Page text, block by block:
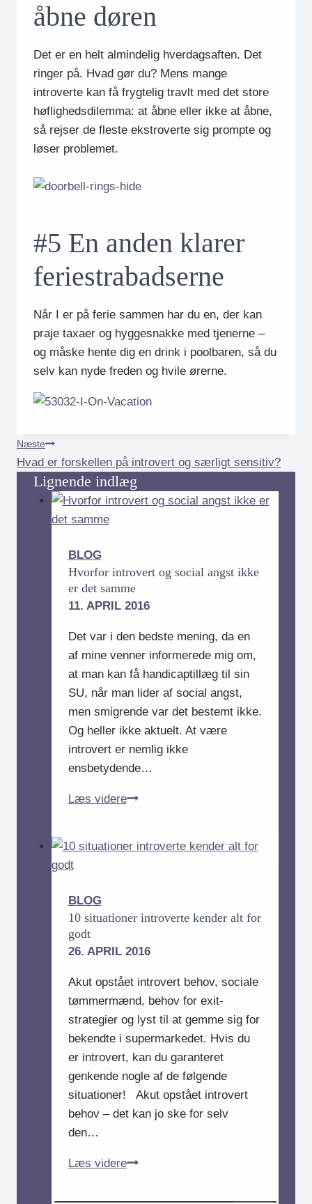
åbne døren
Det er en helt almindelig hverdagsaften. Det
ringer på. Hvad gør du? Mens mange
introverte kan få frygtelig travlt med det store
høflighedsdilemma: at åbne eller ikke at åbne,
så rejser de fleste ekstroverte sig prompte og
løser problemet.
#5 En anden klarer
feriestrabadserne
Når I er på ferie sammen har du en, der kan
praje taxaer og hyggesnakke med tjenerne –
og måske hente dig en drink i poolbaren, så du
selv kan nyde freden og hvile ørerne.
Indlægsnavigation
Næste
Hvad er forskellen på introvert og særligt sensitiv?
Lignende indlæg
BLOG
Hvorfor introvert og social angst ikke
er det samme
11. APRIL 2016
Det var i den bedste mening, da en
af mine venner informerede mig om,
at man kan få handicaptillæg til sin
SU, når man lider af social angst,
men smigrende var det bestemt ikke.
Og heller ikke aktuelt. At være
introvert er nemlig ikke
ensbetydende…
Læs videreHvorfor
social
samme
BLOG
10 situationer introverte kender alt for
godt
26. APRIL 2016
Akut opstået introvert behov, sociale
tømmermænd, behov for exit-
strategier og lyst til at gemme sig for
bekendte i supermarkedet. Hvis du
er introvert, kan du garanteret
genkende nogle af de følgende
situationer! Akut opstået introvert
behov – det kan jo ske for selv
den…
Læs videre10
introverte